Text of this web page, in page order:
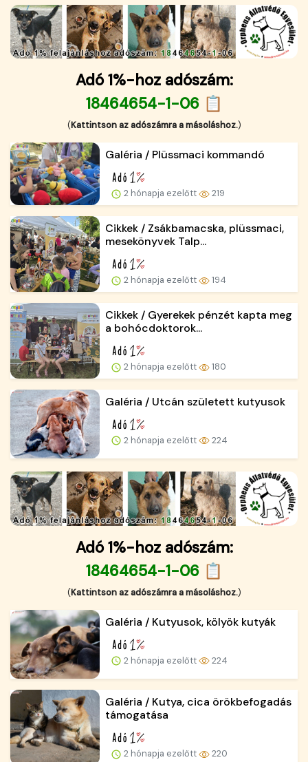
Adó 1%-hoz adószám:
18464654-1-06 📋
(Kattintson az adószámra a másoláshoz.)
Galéria / Plüssmaci kommandó
2 hónapja ezelőtt 219
Cikkek / Zsákbamacska, plüssmaci,
mesekönyvek Talp...
2 hónapja ezelőtt 194
Cikkek / Gyerekek pénzét kapta meg
a bohócdoktorok...
2 hónapja ezelőtt 180
Galéria / Utcán született kutyusok
2 hónapja ezelőtt 224
Adó 1%-hoz adószám:
18464654-1-06 📋
(Kattintson az adószámra a másoláshoz.)
Galéria / Kutyusok, kölyök kutyák
2 hónapja ezelőtt 224
Galéria / Kutya, cica örökbefogadás
támogatása
2 hónapja ezelőtt 220